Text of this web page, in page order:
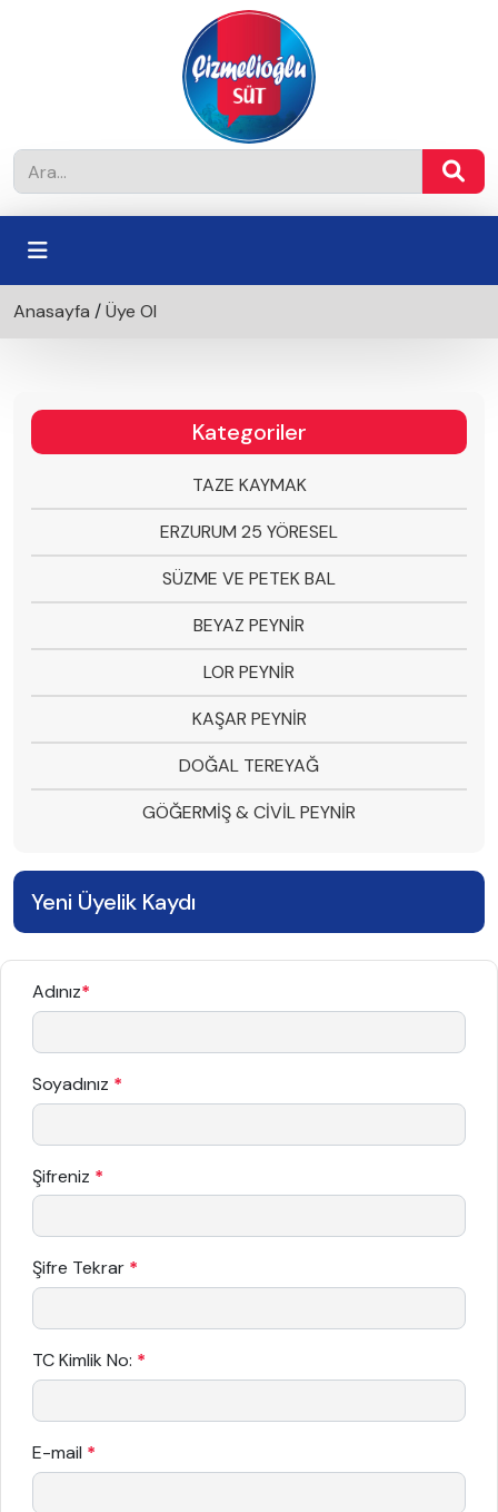
Anasayfa /Üye Ol
Kategoriler
TAZE KAYMAK
ERZURUM 25 YÖRESEL
SÜZME VE PETEK BAL
BEYAZ PEYNİR
LOR PEYNİR
KAŞAR PEYNİR
DOĞAL TEREYAĞ
GÖĞERMİŞ & CİVİL PEYNİR
Yeni Üyelik Kaydı
Adınız*
Soyadınız *
Şifreniz *
Şifre Tekrar *
TC Kimlik No: *
E-mail *